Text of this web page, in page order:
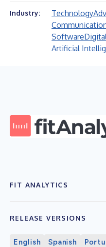
Industry: Technology
Software
Artificial
FIT ANALYTICS
RELEASE VERSIONS
English Spanish